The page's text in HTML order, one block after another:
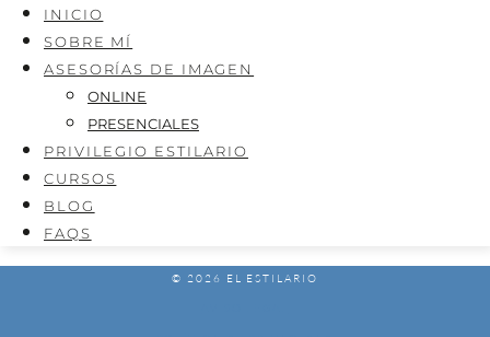
INICIO
SOBRE MÍ
ASESORÍAS DE IMAGEN
ONLINE
PRESENCIALES
PRIVILEGIO ESTILARIO
CURSOS
BLOG
FAQS
© 2026 EL ESTILARIO